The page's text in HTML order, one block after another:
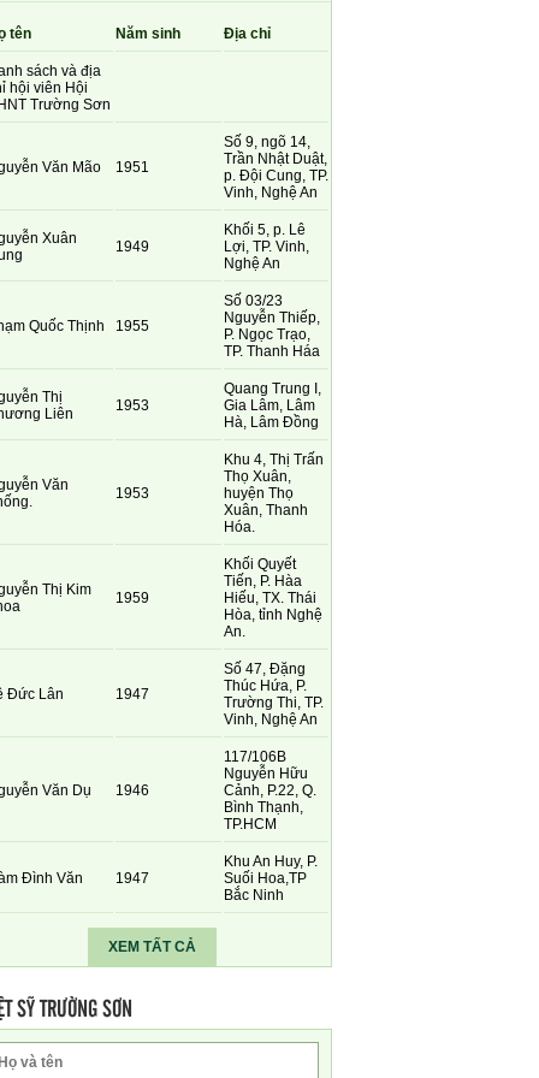
tên Năm sinh Địa chỉ
sách và địa
hội viên Hội
Trường Sơn
Văn Mão 1951
Số 9, ngõ 14,
Trần Nhật Duật,
p. Đội Cung, TP.
Vinh, Nghệ An
Xuân
1949
Khối 5, p. Lê
Lợi, TP. Vinh,
Nghệ An
Quốc Thịnh 1955
Số 03/23
Nguyễn Thiếp,
P. Ngọc Trạo,
TP. Thanh Háa
Thị
Liên
1953
Quang Trung I,
Gia Lâm, Lâm
Hà, Lâm Đồng
Văn
1953
Khu 4, Thị Trấn
Thọ Xuân,
huyện Thọ
Xuân, Thanh
Hóa.
Thị Kim
1959
Khối Quyết
Tiến, P. Hàa
Hiếu, TX. Thái
Hòa, tỉnh Nghệ
An.
Đức Lân 1947
Số 47, Đặng
Thúc Hứa, P.
Trường Thi, TP.
Vinh, Nghệ An
Văn Dụ 1946
117/106B
Nguyễn Hữu
Cảnh, P.22, Q.
Bình Thạnh,
TP.HCM
Đình Văn 1947
Khu An Huy, P.
Suối Hoa,TP
Bắc Ninh
XEM TẤT CẢ
SỸ TRƯỜNG SƠN